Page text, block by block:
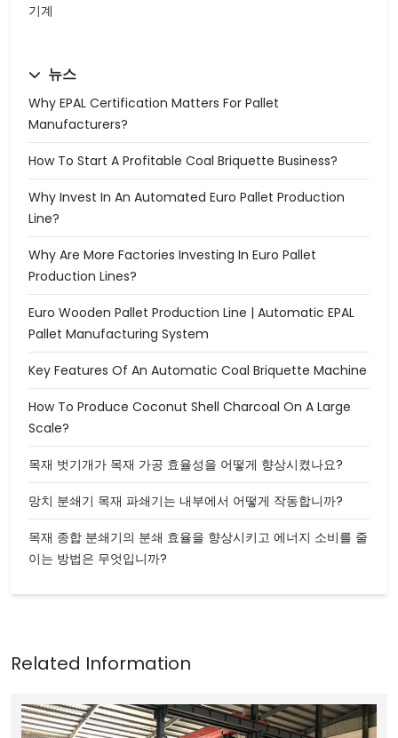
기계
뉴스
Why EPAL Certification Matters For Pallet
Manufacturers?
How To Start A Profitable Coal Briquette Business?
Why Invest In An Automated Euro Pallet Production
Line?
Why Are More Factories Investing In Euro Pallet
Production Lines?
Euro Wooden Pallet Production Line | Automatic EPAL
Pallet Manufacturing System
Key Features Of An Automatic Coal Briquette Machine
How To Produce Coconut Shell Charcoal On A Large
Scale?
목재 벗기개가 목재 가공 효율성을 어떻게 향상시켰나요?
망치 분쇄기 목재 파쇄기는 내부에서 어떻게 작동합니까?
목재 종합 분쇄기의 분쇄 효율을 향상시키고 에너지 소비를 줄
이는 방법은 무엇입니까?